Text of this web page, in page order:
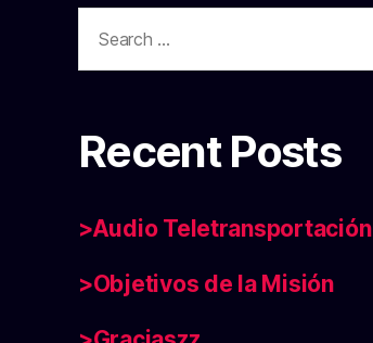
for:
Recent Posts
>Audio Teletransportación
>Objetivos de la Misión